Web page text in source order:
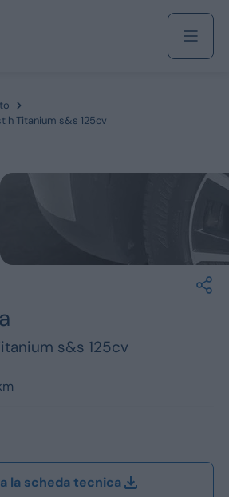
Servizi
h Titanium s&s 125cv
s&s 125cv
la scheda tecnica